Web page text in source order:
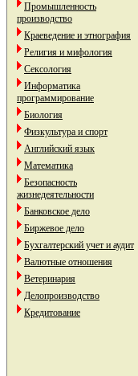
Промышленность
производство
Краеведение и этнография
Религия и мифология
Сексология
Информатика
программирование
Биология
Физкультура и спорт
Английский язык
Математика
Безопасность
жизнедеятельности
Банковское дело
Биржевое дело
Бухгалтерский учет и аудит
Валютные отношения
Ветеринария
Делопроизводство
Кредитование